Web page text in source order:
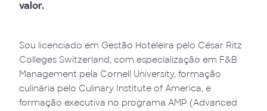
valor.
Sou licenciado em Gestão Hoteleira pelo César Ritz
Colleges Switzerland, com especialização em F&B
Management pela Cornell University, formação
culinária pelo Culinary Institute of America, e
formação executiva no programa AMP (Advanced